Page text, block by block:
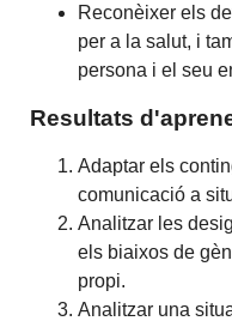
Reconèixer els
per a la salut, i
persona i el seu
Resultats
Adaptar els
comunicació a
Analitzar les
els biaixos de
propi.
Analitzar una